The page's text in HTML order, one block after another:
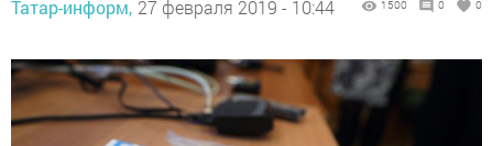
Татар-информ, 27 февраля 2019 - 10:44 1500 0 0